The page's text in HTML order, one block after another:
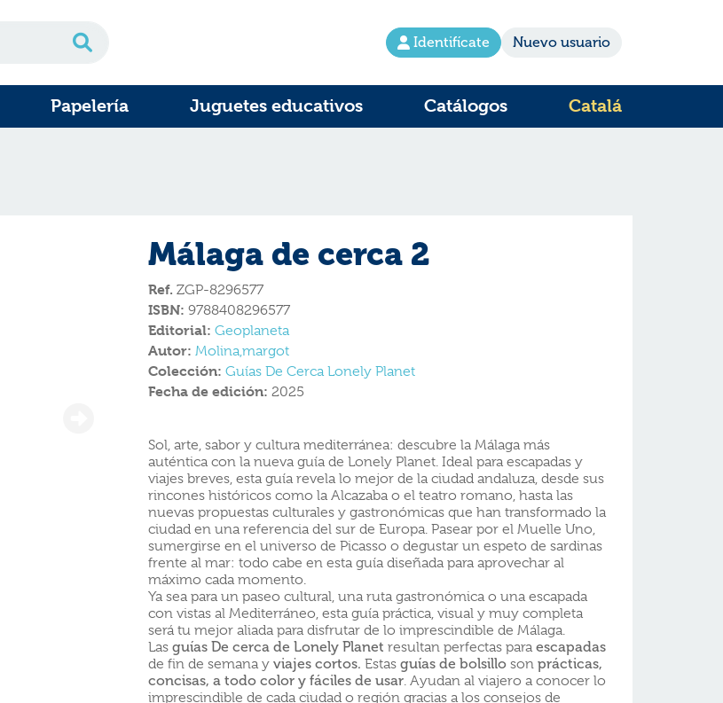
Identifícate Nuevo usuario
Papelería Juguetes educativos Catálogos Catalá
Málaga de cerca 2
Ref. ZGP-8296577
ISBN: 9788408296577
Editorial: Geoplaneta
Autor: Molina,margot
Colección: Guías De Cerca Lonely Planet
Fecha de edición: 2025
Sol, arte, sabor y cultura mediterránea: descubre la Málaga más
auténtica con la nueva guía de Lonely Planet. Ideal para escapadas y
viajes breves, esta guía revela lo mejor de la ciudad andaluza, desde sus
rincones históricos como la Alcazaba o el teatro romano, hasta las
nuevas propuestas culturales y gastronómicas que han transformado la
ciudad en una referencia del sur de Europa. Pasear por el Muelle Uno,
sumergirse en el universo de Picasso o degustar un espeto de sardinas
frente al mar: todo cabe en esta guía diseñada para aprovechar al
máximo cada momento.
Ya sea para un paseo cultural, una ruta gastronómica o una escapada
con vistas al Mediterráneo, esta guía práctica, visual y muy completa
será tu mejor aliada para disfrutar de lo imprescindible de Málaga.
Las guías De cerca de Lonely Planet resultan perfectas para escapadas
de fin de semana y viajes cortos. Estas guías de bolsillo son prácticas,
concisas, a todo color y fáciles de usar. Ayudan al viajero a conocer lo
imprescindible de cada ciudad o región gracias a los consejos de